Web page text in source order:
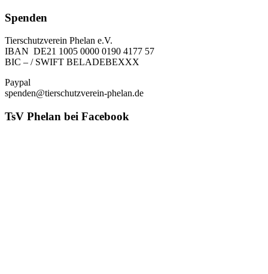
Spenden
Tierschutzverein Phelan e.V.
IBAN DE21 1005 0000 0190 4177 57
BIC – / SWIFT BELADEBEXXX
Paypal
spenden@tierschutzverein-phelan.de
TsV Phelan bei Facebook